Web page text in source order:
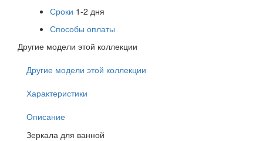
Сроки 1-2 дня
Способы оплаты
Другие модели этой коллекции
Другие модели этой коллекции
Характеристики
Описание
Зеркала для ванной